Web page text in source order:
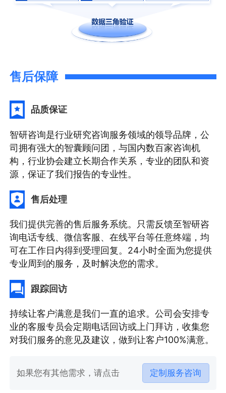
售后保障
品质保证
智研咨询是行业研究咨询服务领域的领导品牌，公
司拥有强大的智囊顾问团，与国内数百家咨询机
构，行业协会建立长期合作关系，专业的团队和资
源，保证了我们报告的专业性。
售后处理
我们提供完善的售后服务系统。只需反馈至智研咨
询电话专线、微信客服、在线平台等任意终端，均
可在工作日内得到受理回复。24小时全面为您提供
专业周到的服务，及时解决您的需求。
跟踪回访
持续让客户满意是我们一直的追求。公司会安排专
业的客服专员会定期电话回访或上门拜访，收集您
对我们服务的意见及建议，做到让客户100%满意。
如果您有其他需求，请点击 定制服务咨询